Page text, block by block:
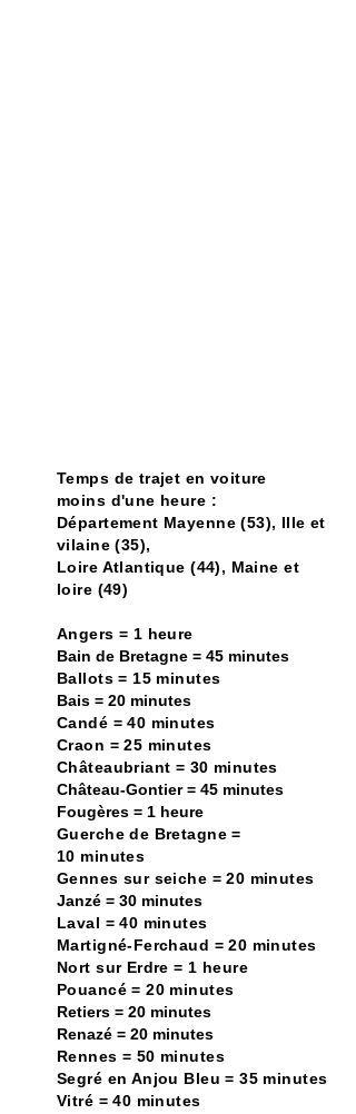
Temps de trajet en voiture
moins d'une heure :
Département Mayenne (53), Ille et
vilaine (35),
Loire Atlantique (44), Maine et
loire (49)
Angers = 1 heure
Bain de Bretagne = 45 minutes
Ballots = 15 minutes
Bais = 20 minutes
Candé = 40 minutes
Craon = 25 minutes
Châteaubriant = 30 minutes
Château-Gontier = 45 minutes
Fougères = 1 heure
Guerche de Bretagne =
10 minutes
Gennes sur seiche = 20 minutes
Janzé = 30 minutes
Laval = 40 minutes
Martigné-Ferchaud = 20 minutes
Nort sur Erdre = 1 heure
Pouancé = 20 minutes
Retiers = 20 minutes
Renazé = 20 minutes
Rennes = 50 minutes
Segré en Anjou Bleu = 35 minutes
Vitré = 40 minutes